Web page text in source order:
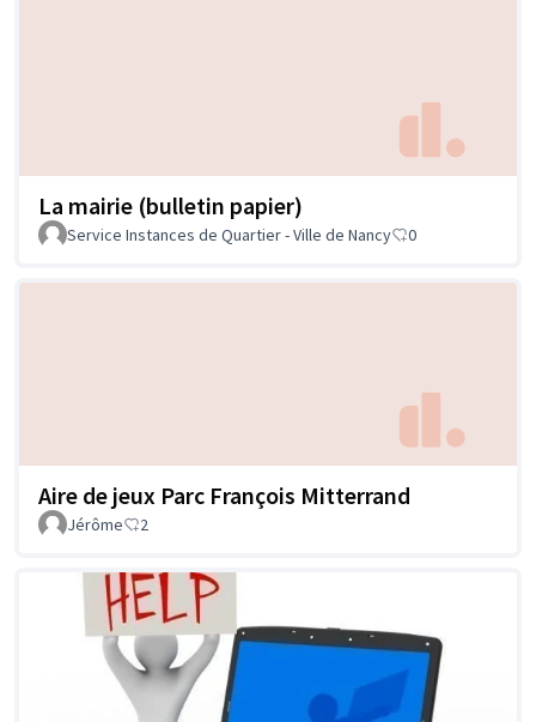
La mairie (bulletin papier)
Service Instances de Quartier - Ville de Nancy 0
Aire de jeux Parc François Mitterrand
Jérôme 2